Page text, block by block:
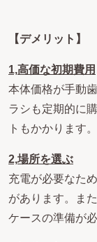
【デメリット】
1,高価な初期費用
本体価格が手動
ラシも定期的に
トもかかります。
2,場所を選ぶ
充電が必要なた
があります。ま
ケースの準備が必